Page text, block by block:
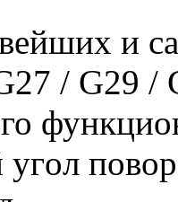
и
/ G29 /